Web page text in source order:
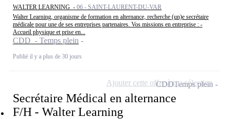
WALTER LEARNING - 06 - SAINT-LAURENT-DU-VAR
Walter Learning, organisme de formation en alternance, recherche (un)e secrétaire
médicale pour une de ses entreprises partenaires. Vos missions en entreprise : -
Accueil physique et prise en...
CDD - Temps plein
Publié il y a plus de 30 jours
Secrétaire Médical en alternance
F/H - Walter Learning
CDDTemps plein
Ajouter cette offre à ma sélection